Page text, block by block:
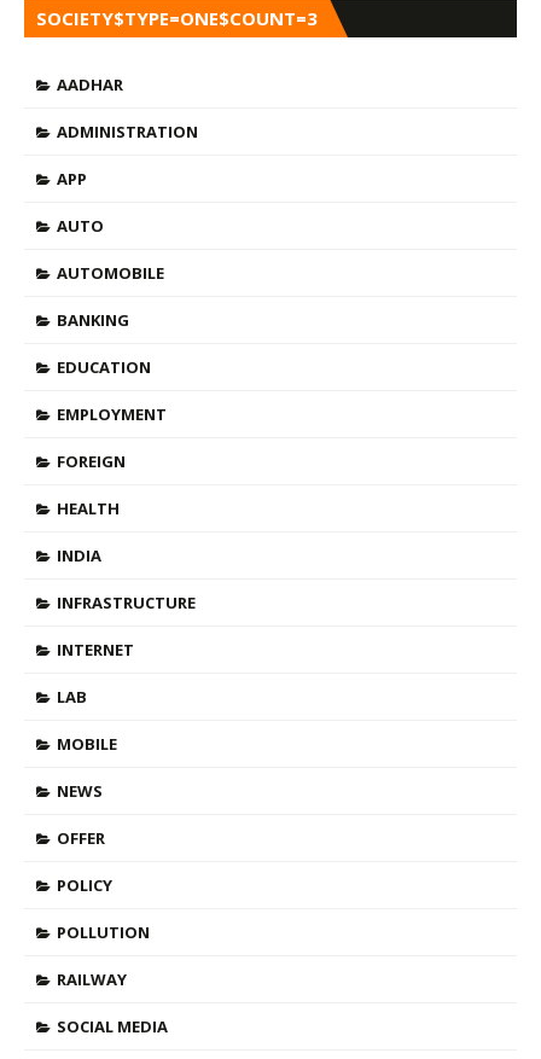
SOCIETY$TYPE=ONE$COUNT=3
AADHAR
ADMINISTRATION
APP
AUTO
AUTOMOBILE
BANKING
EDUCATION
EMPLOYMENT
FOREIGN
HEALTH
INDIA
INFRASTRUCTURE
INTERNET
LAB
MOBILE
NEWS
OFFER
POLICY
POLLUTION
RAILWAY
SOCIAL MEDIA